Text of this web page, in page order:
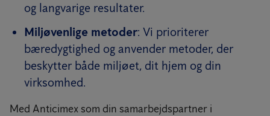
og langvarige resultater.
Miljøvenlige metoder: Vi prioriterer
bæredygtighed og anvender metoder, der
beskytter både miljøet, dit hjem og din
virksomhed.
Med Anticimex som din samarbejdspartner i